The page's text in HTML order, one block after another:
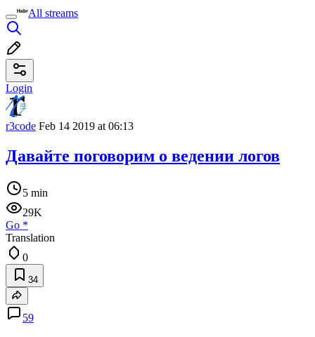
All streams
Login
r3code Feb 14 2019 at 06:13
Давайте поговорим о ведении логов
5 min
29K
Go *
Translation
0
34
59